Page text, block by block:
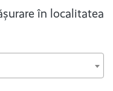
în localitatea